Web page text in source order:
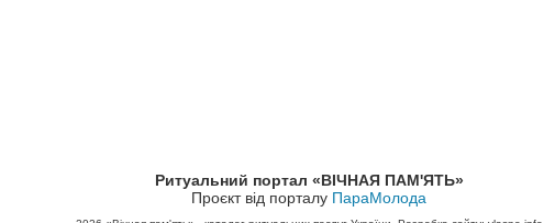
Ритуальний портал «ВІЧНАЯ ПАМ'ЯТЬ»
Проєкт від порталу ПараМолода